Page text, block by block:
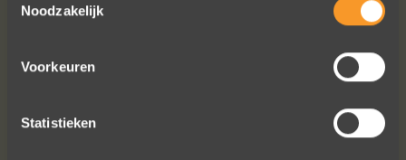
Noodzakelijk
Voorkeuren
Statistieken
ringen (we wonen in het buitenland).